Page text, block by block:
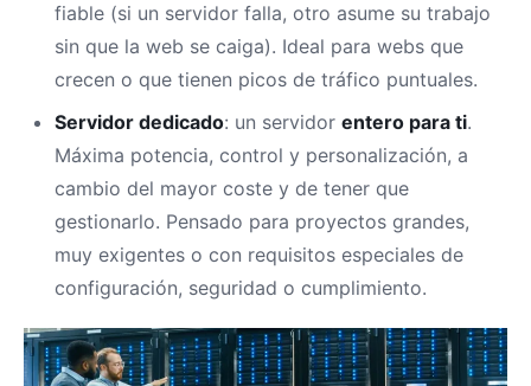
fiable (si un servidor falla, otro asume su trabajo
sin que la web se caiga). Ideal para webs que
crecen o que tienen picos de tráfico puntuales.
Servidor dedicado: un servidor entero para ti.
Máxima potencia, control y personalización, a
cambio del mayor coste y de tener que
gestionarlo. Pensado para proyectos grandes,
muy exigentes o con requisitos especiales de
configuración, seguridad o cumplimiento.